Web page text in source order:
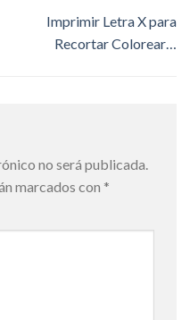
Imprimir Letra X para
Recortar Colorear…
no será publicada.
marcados con *